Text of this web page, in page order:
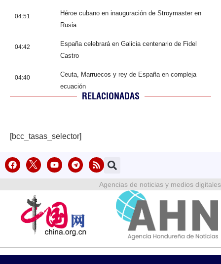
04:51
Héroe cubano en inauguración de Stroymaster en
Rusia
04:42
España celebrará en Galicia centenario de Fidel
Castro
04:40
Ceuta, Marruecos y rey de España en compleja
ecuación
RELACIONADAS
[bcc_tasas_selector]
Agencias de noticias y medios digitales